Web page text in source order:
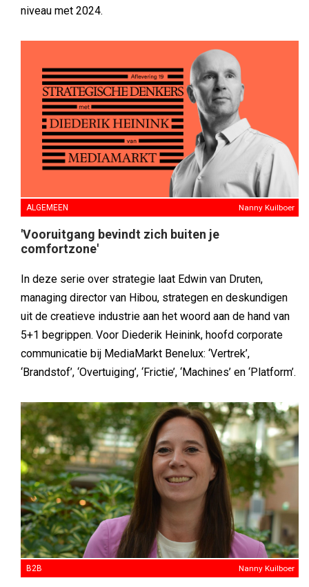
niveau met 2024.
ALGEMEEN Nanny Kuilboer
'Vooruitgang bevindt zich buiten je
comfortzone'
In deze serie over strategie laat Edwin van Druten,
managing director van Hibou, strategen en deskundigen
uit de creatieve industrie aan het woord aan de hand van
5+1 begrippen. Voor Diederik Heinink, hoofd corporate
communicatie bij MediaMarkt Benelux: ‘Vertrek’,
‘Brandstof’, ‘Overtuiging’, ‘Frictie’, ‘Machines’ en ‘Platform’.
B2B Nanny Kuilboer